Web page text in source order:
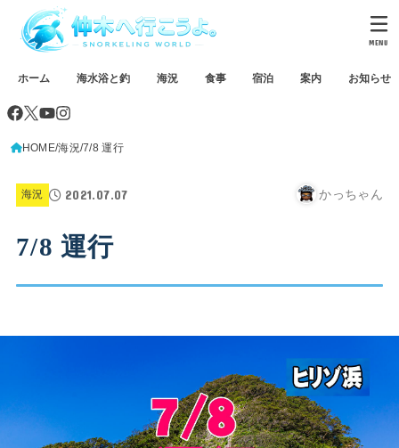
ホーム 海水浴と釣 海況 食事 宿泊 案内 お知らせ
MENU
HOME 海況 7/8 運行
海況 2021.07.07 かっちゃん
7/8 運行